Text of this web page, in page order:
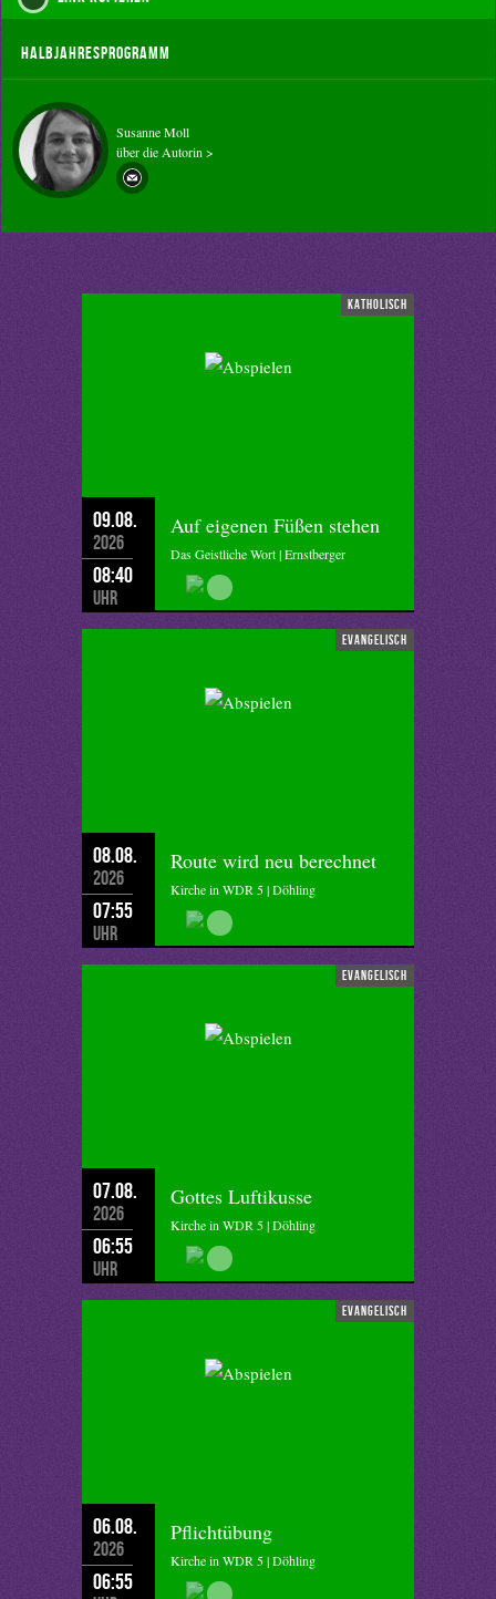
Halbjahresprogramm
Susanne Moll
über die Autorin >
katholisch
09.08.
2026
08:40
Uhr
Auf eigenen Füßen stehen
Das Geistliche Wort | Ernstberger
evangelisch
08.08.
2026
07:55
Uhr
Route wird neu berechnet
Kirche in WDR 5 | Döhling
evangelisch
07.08.
2026
06:55
Uhr
Gottes Luftikusse
Kirche in WDR 5 | Döhling
evangelisch
06.08.
2026
06:55
Pflichtübung
Kirche in WDR 5 | Döhling